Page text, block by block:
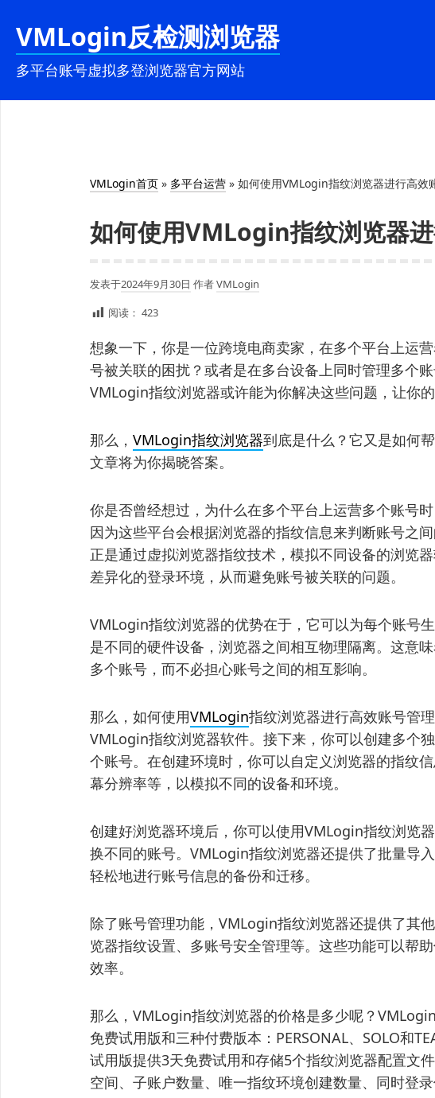
VMLogin反检测浏览器
多平台账号虚拟多登浏览器官方网站
VMLogin首页 » 多平台运营 » 如何使用VMLogin指纹浏览器进行高效
如何使用VMLogin指纹浏览器
发表于2024年9月30日 作者VMLogin
阅读： 423
想象一下，你是一位跨境电商卖家，在多个平台上运
号被关联的困扰？或者是在多台设备上同时管理多个
VMLogin指纹浏览器或许能为你解决这些问题，让你
那么， VMLogin指纹浏览器到底是什么？它又是如何
文章将为你揭晓答案。
你是否曾经想过，为什么在多个平台上运营多个账号
因为这些平台会根据浏览器的指纹信息来判断账号之
正是通过虚拟浏览器指纹技术，模拟不同设备的浏览
差异化的登录环境，从而避免账号被关联的问题。
VMLogin指纹浏览器的优势在于，它可以为每个账号
是不同的硬件设备，浏览器之间相互物理隔离。这意
多个账号，而不必担心账号之间的相互影响。
那么，如何使用VMLogin指纹浏览器进行高效账号管
VMLogin指纹浏览器软件。接下来，你可以创建多个
个账号。在创建环境时，你可以自定义浏览器的指纹
幕分辨率等，以模拟不同的设备和环境。
创建好浏览器环境后，你可以使用VMLogin指纹浏览
换不同的账号。VMLogin指纹浏览器还提供了批量导
轻松地进行账号信息的备份和迁移。
除了账号管理功能，VMLogin指纹浏览器还提供了其
览器指纹设置、多账号安全管理等。这些功能可以帮
效率。
那么，VMLogin指纹浏览器的价格是多少呢？
免费试用版和三种付费版本：PERSONAL、SOLO和
试用版提供3天免费试用和存储5个指纹浏览器配置文
空间、子账户数量、唯一指纹环境创建数量、同时登录